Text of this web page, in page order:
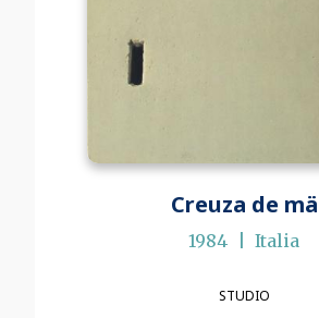
Creuza de mä
1984 Italia
STUDIO